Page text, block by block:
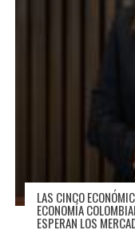
LAS CINCO
ECONOMÍA
ESPERAN LOS